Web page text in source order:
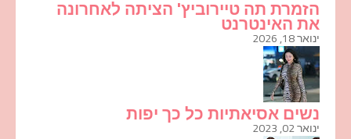
הזמרת תה טיירוביץ' הציתה לאחרונה
את האינטרנט
ינואר 18, 2026
נשים אסיאתיות כל כך יפות
ינואר 02, 2023